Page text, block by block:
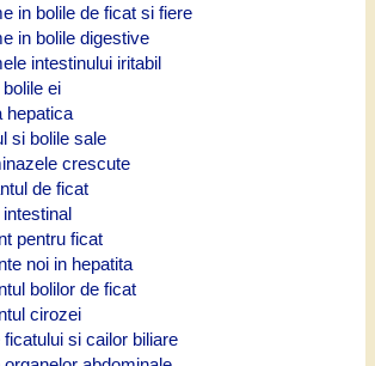
in bolile de ficat si fiere
in bolile digestive
intestinului iritabil
ei
hepatica
si bolile sale
crescute
de ficat
pentru ficat
noi in hepatita
bolilor de ficat
cirozei
ficatului si cailor biliare